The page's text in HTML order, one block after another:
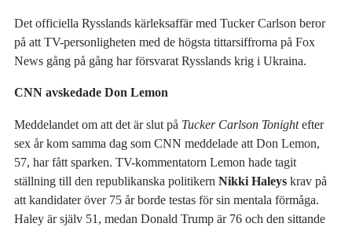
Det officiella Rysslands kärleksaffär med Tucker Carlson beror
på att TV-personligheten med de högsta tittarsiffrorna på Fox
News gång på gång har försvarat Rysslands krig i Ukraina.
CNN avskedade Don Lemon
Meddelandet om att det är slut på Tucker Carlson Tonightefter
sex år kom samma dag som CNN meddelade att Don Lemon,
57, har fått sparken. TV-kommentatorn Lemon hade tagit
ställning till den republikanska politikernNikki Haleys krav på
att kandidater över 75 år borde testas för sin mentala förmåga.
Haley är själv 51, medan Donald Trump är 76 och den sittande